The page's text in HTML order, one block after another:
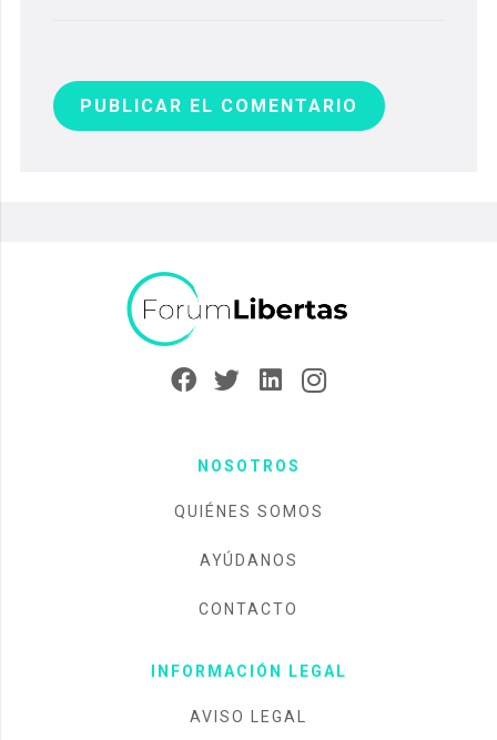
PUBLICAR EL COMENTARIO
NOSOTROS
QUIÉNES SOMOS
AYÚDANOS
CONTACTO
INFORMACIÓN LEGAL
AVISO LEGAL